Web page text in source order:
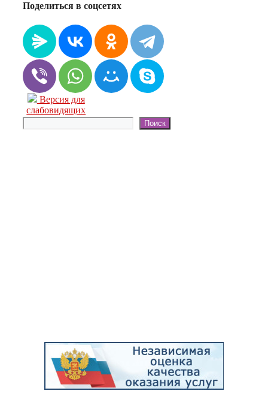
Поделиться в соцсетях
Версия для
слабовидящих
Поиск
Поиск